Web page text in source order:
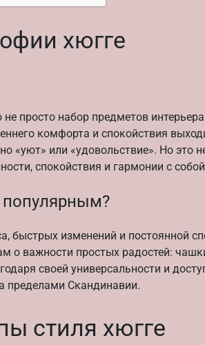
хюгге
просто набор предметов
комфорта и спокойствия
«уют» или «удовольствие». Но это
спокойствия и гармонии с
популярным?
быстрых изменений и постоянной
о важности простых радостей:
своей универсальности и
пределами Скандинавии.
стиля хюгге